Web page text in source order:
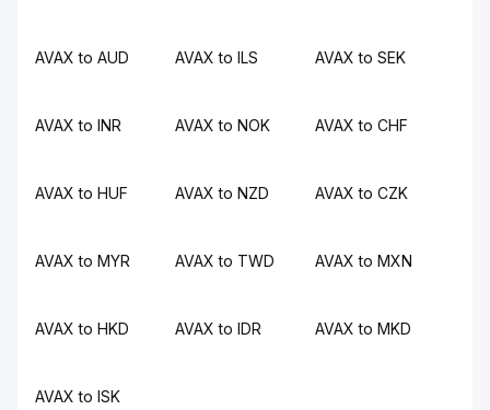
AVAX to AUD AVAX to ILS AVAX to SEK
AVAX to INR AVAX to NOK AVAX to CHF
AVAX to HUF AVAX to NZD AVAX to CZK
AVAX to MYR AVAX to TWD AVAX to MXN
AVAX to HKD AVAX to IDR AVAX to MKD
AVAX to ISK